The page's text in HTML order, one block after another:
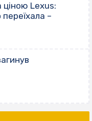
ціною Lexus:
–